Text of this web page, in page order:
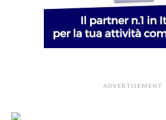
ADVERTISEMENT